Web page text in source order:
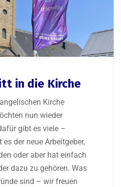
in die Kirche
Kirche
nun wieder
gibt es viele –
der neue Arbeitgeber,
oder aber hat einfach
dazu zu gehören. Was
sind – wir freuen